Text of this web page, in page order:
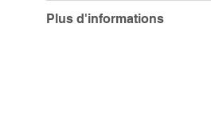
Plus d'informations